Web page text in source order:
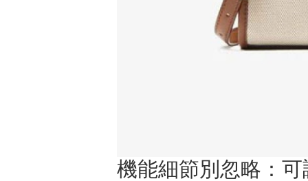
機能細節別忽略：